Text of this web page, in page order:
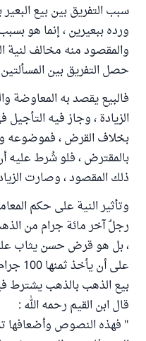
سبب التفريق بين بيع
ورده ببعيرين ، إنما هو
والمقصود منه مخالف لنية
حصل التفريق بين
فالبيع يقصد به المعاوضة
الزيادة ، وجاز فيه التأجيل
بخلاف القرض ، فموضوعه
بالمقترض ، فلو شُرط عليه
ذلك المقصود ، وصارت
وتأثير النية على حكم
رجلٌ آخر مائة جرام من
، بل هو قرض حسن يثاب
على
بيع الذهب بالذهب يشترط
قال ابن القيم رحمه الله :
" فهذه النصوص وأضعافها